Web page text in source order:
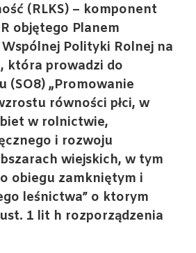
(RLKS) – komponent
objętego Planem
Polityki Rolnej na
która prowadzi do
(SO8) „Promowanie
równości płci, w
w rolnictwie,
i rozwoju
wiejskich, w tym
obiegu zamkniętym i
leśnictwa” o ktorym
1 lit h rozporządzenia